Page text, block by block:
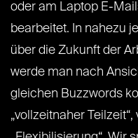
oder am Laptop E-
bearbeitet. In nahezu
über die Zukunft der
werde man nach
gleichen Buzzwords
„vollzeitnaher